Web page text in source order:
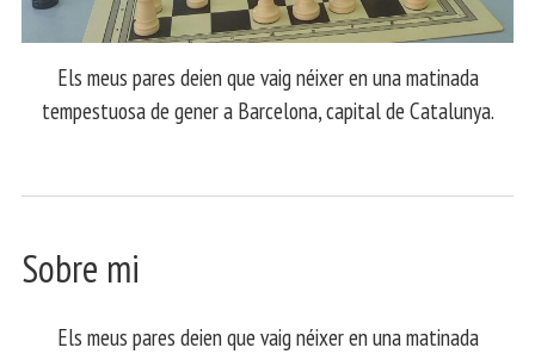
Els meus pares deien que vaig néixer en una matinada
tempestuosa de gener a Barcelona, capital de Catalunya.
Sobre mi
Els meus pares deien que vaig néixer en una matinada